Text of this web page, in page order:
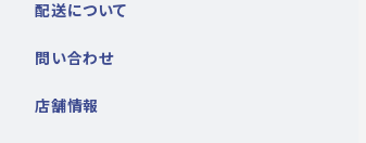
配送について
問い合わせ
店舗情報